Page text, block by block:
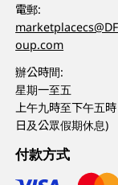
電郵:
oup.com
辦公時間:
星期一至五
上午九時至下午五
日及公眾假期休息)
付款方式